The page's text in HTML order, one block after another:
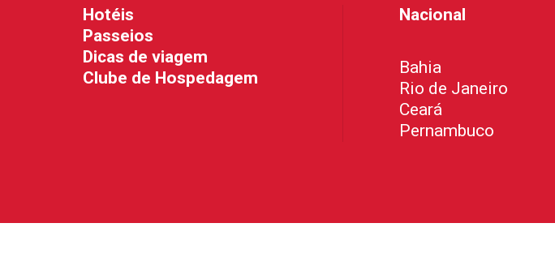
Hotéis
Passeios
Dicas de viagem
Clube de Hospedagem
Nacional
Bahia
Rio de Janeiro
Ceará
Pernambuco